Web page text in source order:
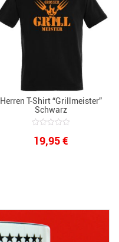
Herren T-Shirt “Grillmeister”
Schwarz
out
of
19,95€